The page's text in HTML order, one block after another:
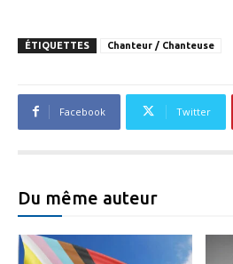
ÉTIQUETTES Chanteur / Chanteuse
Facebook Twitter
Du même auteur